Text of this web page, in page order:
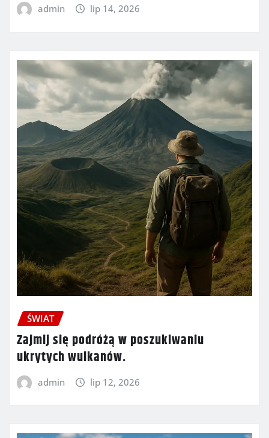
admin lip 14, 2026
ŚWIAT
Zajmij się podróżą w poszukiwaniu
ukrytych wulkanów.
admin lip 12, 2026